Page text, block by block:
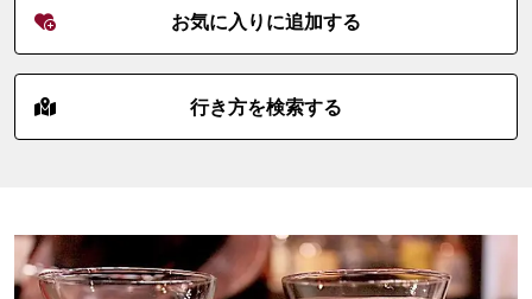
お気に入りに追加する
行き方を検索する